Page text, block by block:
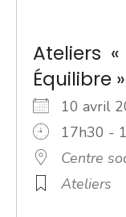
Ateliers «
Équilibre »
10 avril
17h30 -
Centre
Ateliers